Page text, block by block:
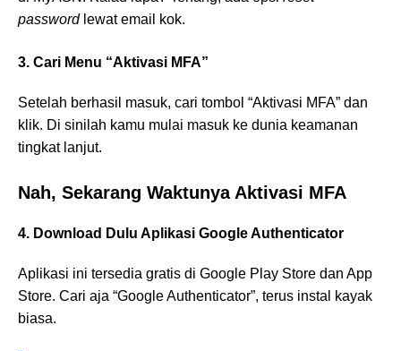
password lewat email kok.
3. Cari Menu “Aktivasi MFA”
Setelah berhasil masuk, cari tombol “Aktivasi MFA” dan
klik. Di sinilah kamu mulai masuk ke dunia keamanan
tingkat lanjut.
Nah, Sekarang Waktunya Aktivasi MFA
4. Download Dulu Aplikasi Google Authenticator
Aplikasi ini tersedia gratis di Google Play Store dan App
Store. Cari aja “Google Authenticator”, terus instal kayak
biasa.